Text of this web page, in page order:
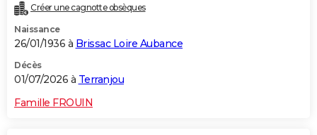
Créer une cagnotte obsèques
Naissance
26/01/1936 à Brissac Loire Aubance
Décès
01/07/2026 à Terranjou
Famille FROUIN